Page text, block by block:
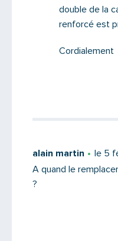
double de la
renforcé est
Cordialement
alain martin le 5
A quand le
?